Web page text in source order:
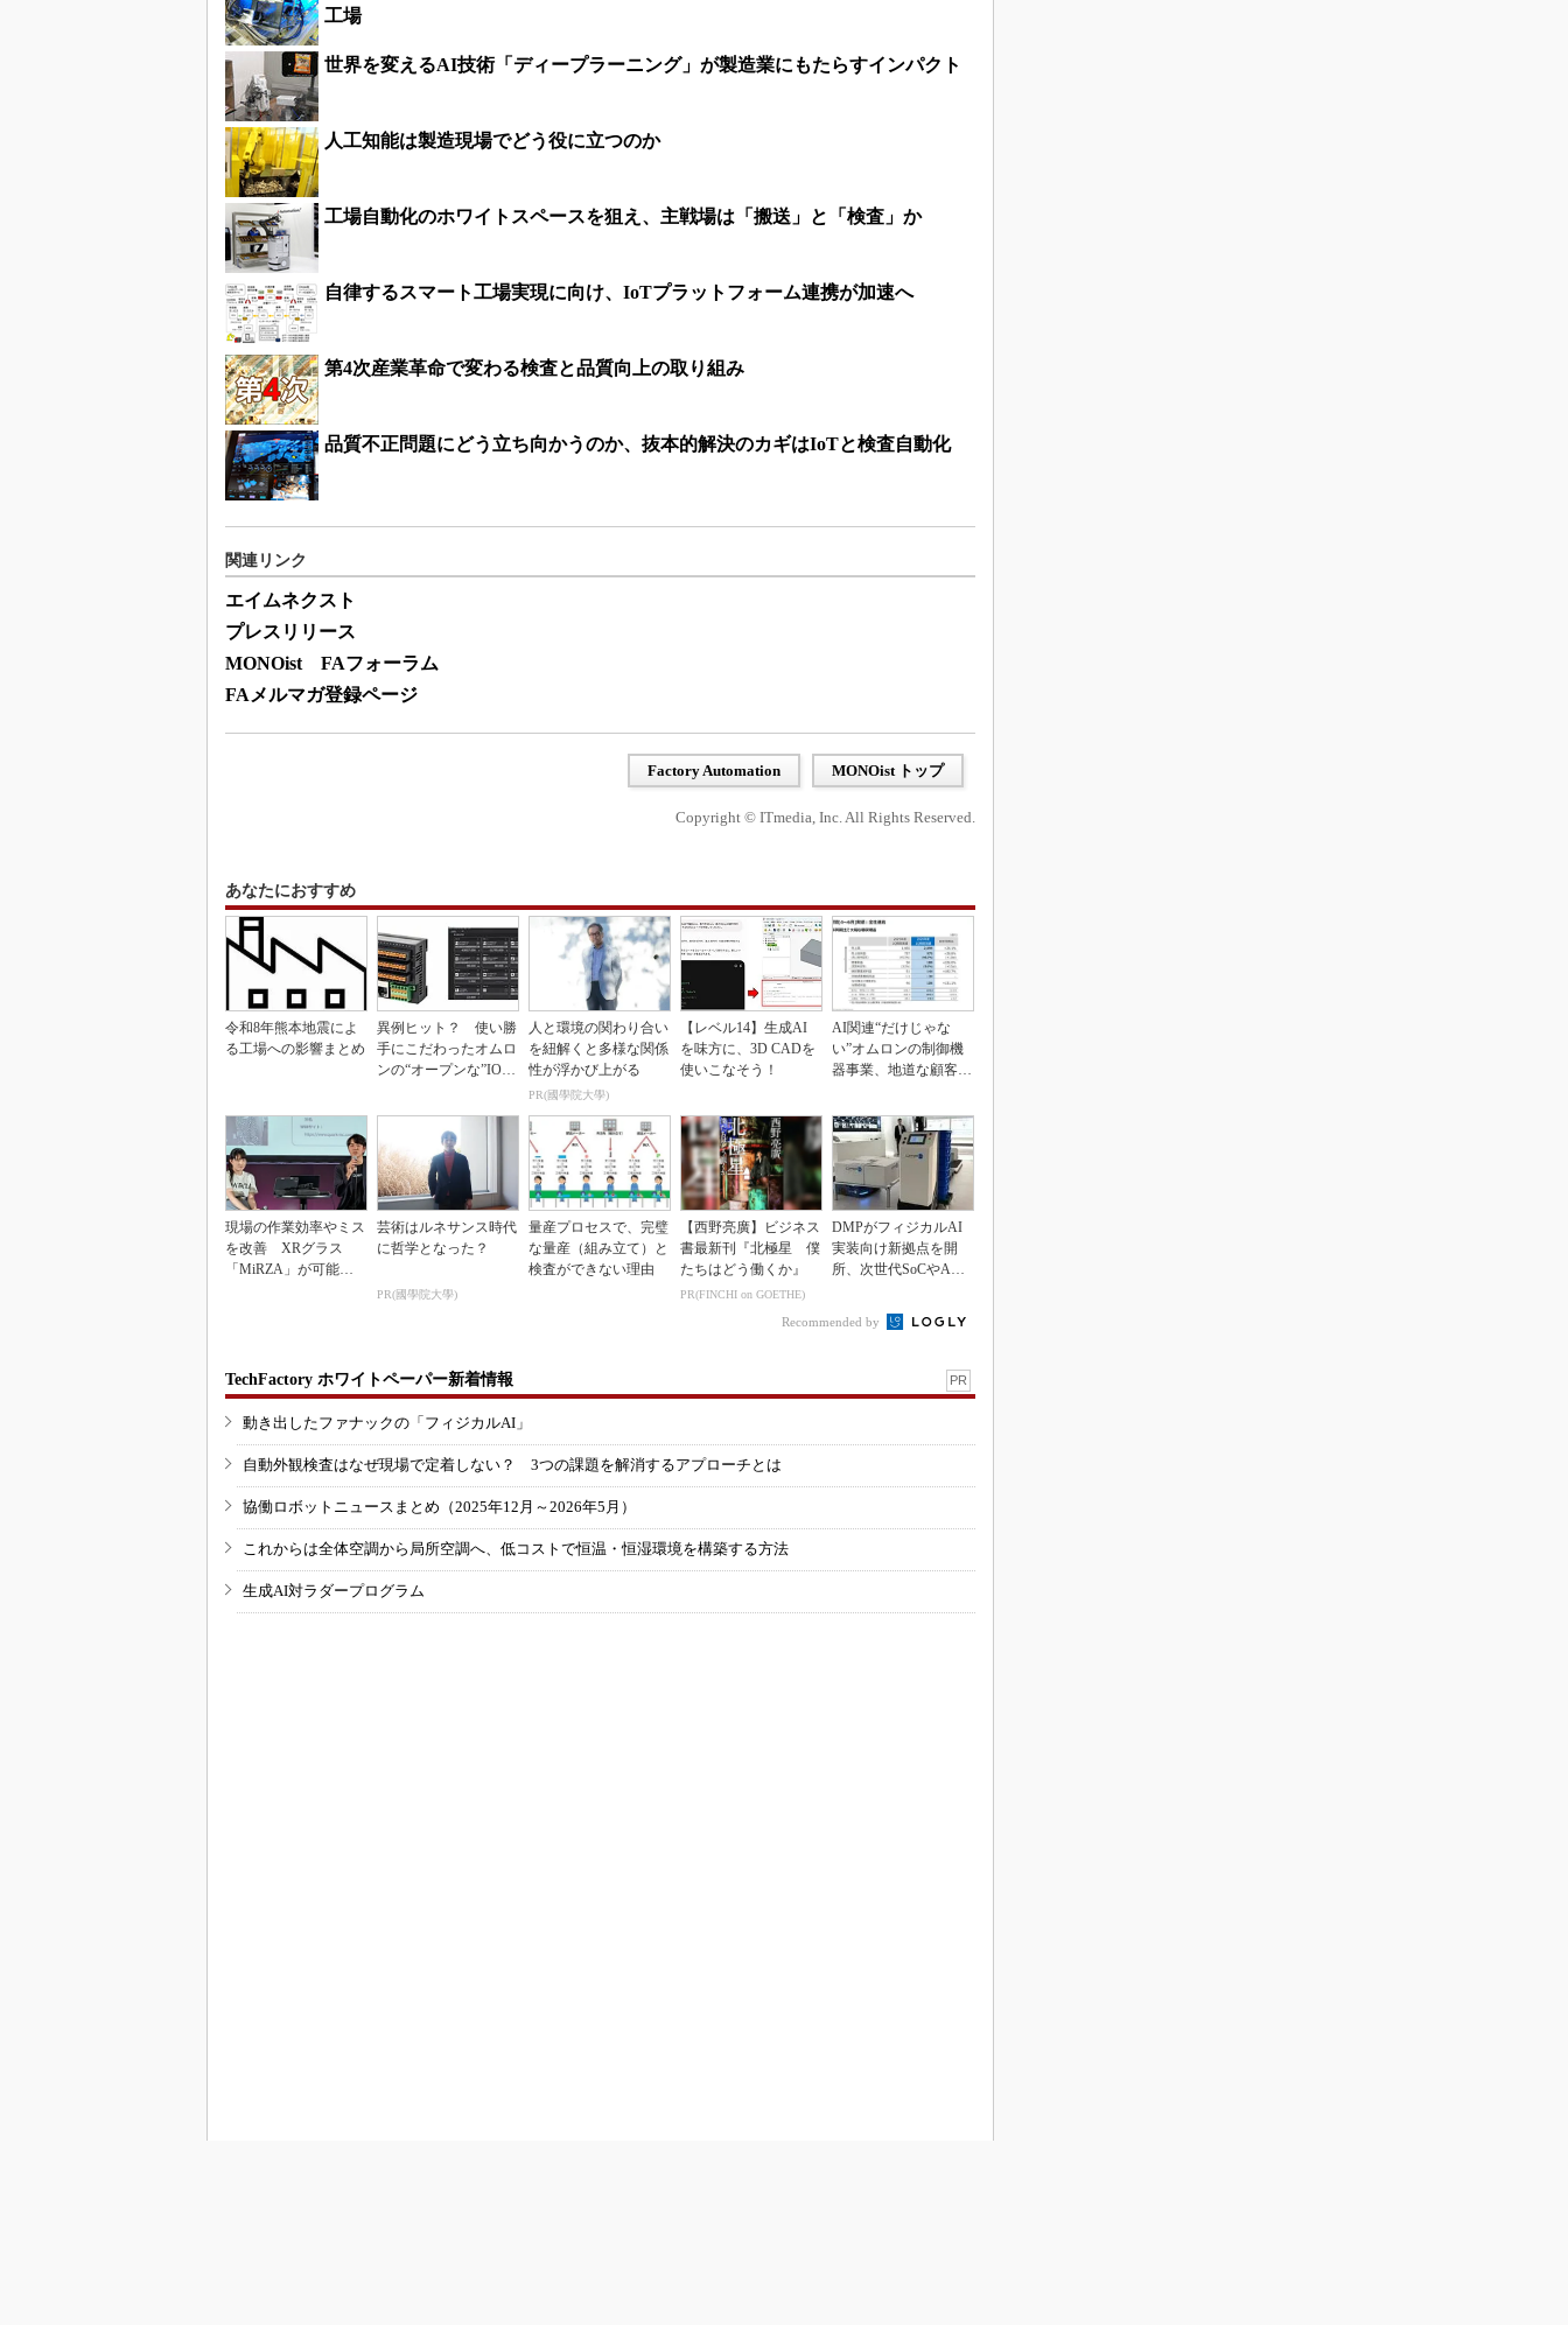
工場
世界を変えるAI技術「ディープラーニング」が製造業にもたらすインパクト
人工知能は製造現場でどう役に立つのか
工場自動化のホワイトスペースを狙え、主戦場は「搬送」と「検査」か
自律するスマート工場実現に向け、IoTプラットフォーム連携が加速へ
第4次産業革命で変わる検査と品質向上の取り組み
品質不正問題にどう立ち向かうのか、抜本的解決のカギはIoTと検査自動化
関連リンク
エイムネクスト
プレスリリース
MONOist FAフォーラム
FAメルマガ登録ページ
Factory Automation MONOist トップ
Copyright © ITmedia, Inc. All Rights Reserved.
あなたにおすすめ
令和8年熊本地震によ
る工場への影響まとめ
異例ヒット？ 使い勝
手にこだわったオムロ
ンの“オープンな”IO-L
人と環境の関わり合い
を紐解くと多様な関係
性が浮かび上がる
PR(國學院大學)
【レベル14】生成AI
を味方に、3D CADを
使いこなそう！
AI関連“だけじゃな
い”オムロンの制御機
器事業、地道な顧客基
現場の作業効率やミス
を改善 XRグラス
「MiRZA」が可能に
芸術はルネサンス時代
に哲学となった？
PR(國學院大學)
量産プロセスで、完璧
な量産（組み立て）と
検査ができない理由
【西野亮廣】ビジネス
書最新刊『北極星 僕
たちはどう働くか』
PR(FINCHI on GOETHE)
DMPがフィジカルAI
実装向け新拠点を開
所、次世代SoCやAM
Recommended by
TechFactory ホワイトペーパー新着情報 PR
動き出したファナックの「フィジカルAI」
自動外観検査はなぜ現場で定着しない？ 3つの課題を解消するアプローチとは
協働ロボットニュースまとめ（2025年12月～2026年5月）
これからは全体空調から局所空調へ、低コストで恒温・恒湿環境を構築する方法
生成AI対ラダープログラム